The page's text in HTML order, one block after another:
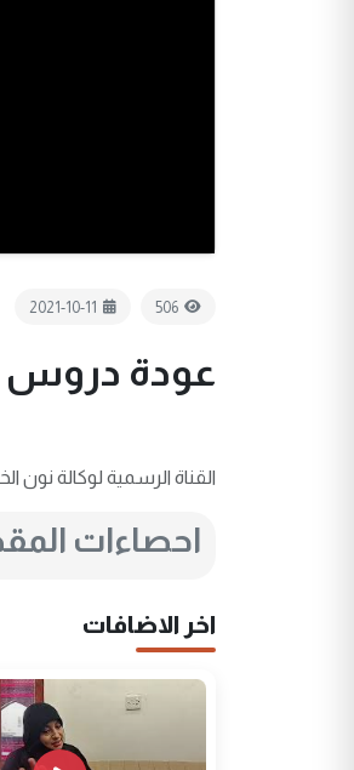
506
2021-10-11
عودة دروس
القناة الرسمية لوكالة نون
احصاءات
اخر الاضافات